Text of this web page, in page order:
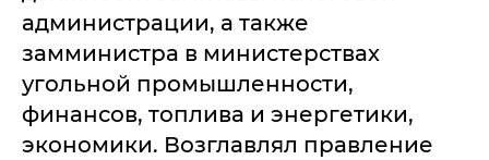
администрации, а также
замминистра в министерствах
угольной промышленности,
финансов, топлива и энергетики,
экономики. Возглавлял правление